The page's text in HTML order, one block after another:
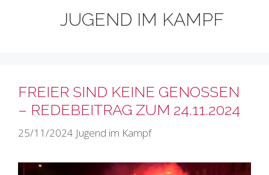
JUGEND IM KAMPF
FREIER SIND KEINE GENOSSEN
– REDEBEITRAG ZUM 24.11.2024
25/11/2024 Jugend im Kampf